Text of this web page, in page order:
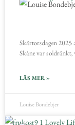
Skärtorsdagen 2025
Skåne var
LÄS MER »
Louise Bondebjer